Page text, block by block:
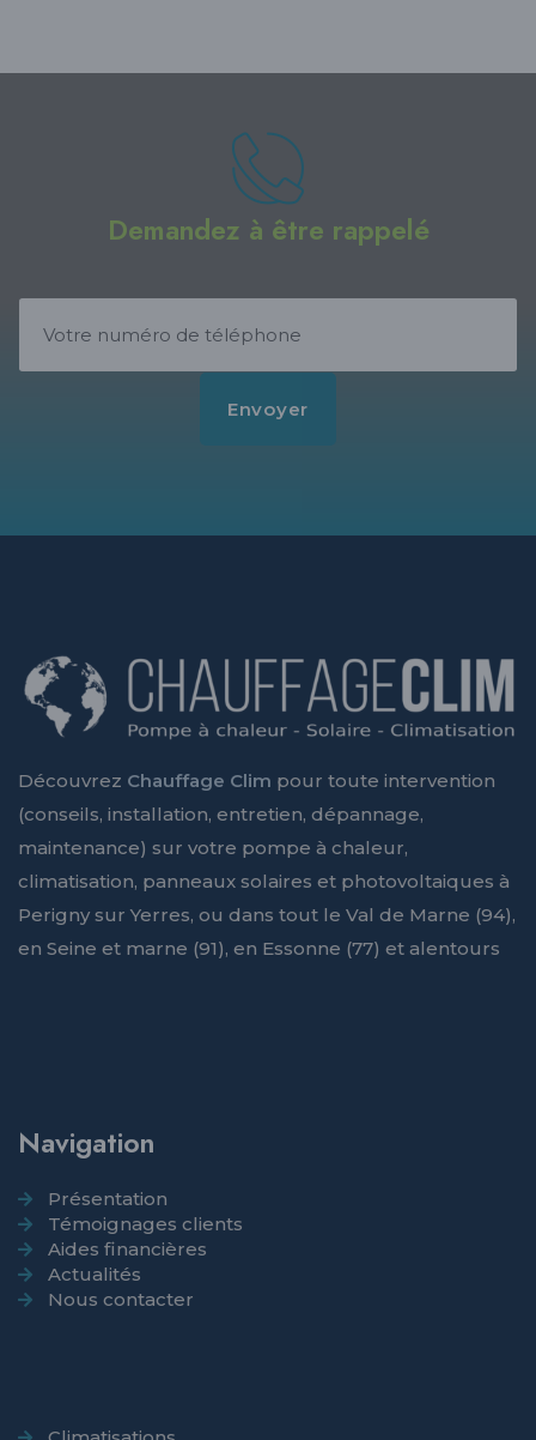
Demandez à être rappelé
Découvrez Chauffage Clim pour toute intervention
(conseils, installation, entretien, dépannage,
maintenance) sur votre pompe à chaleur,
climatisation, panneaux solaires et photovoltaiques à
Perigny sur Yerres, ou dans tout le Val de Marne (94),
en Seine et marne (91), en Essonne (77) et alentours
Navigation
Présentation
Témoignages clients
Aides financières
Actualités
Nous contacter